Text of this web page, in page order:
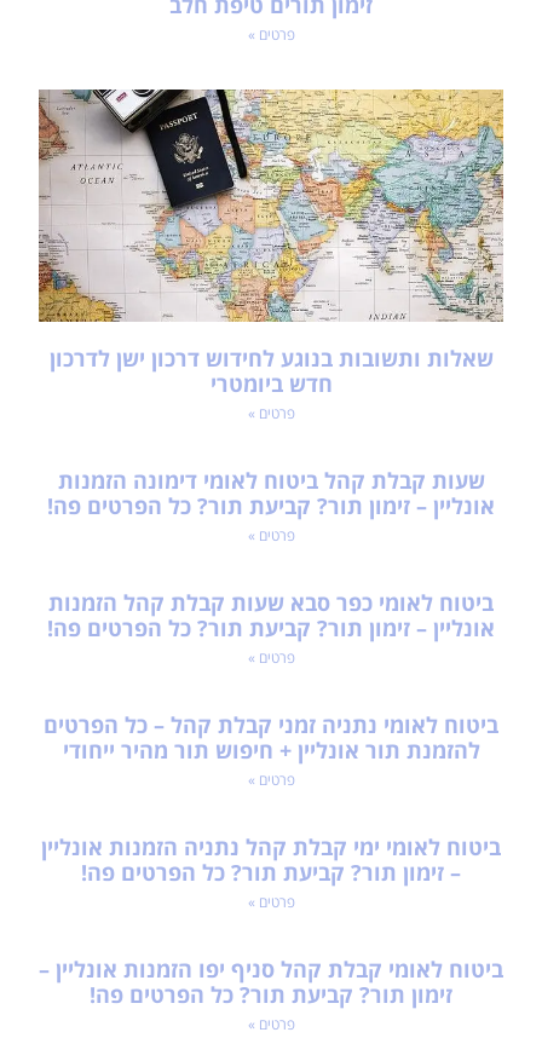
פרטים »
חדש ביומטרי
פרטים »
אונליין – זימון תור? קביעת תור? כל הפרטים פה!
פרטים »
אונליין – זימון תור? קביעת תור? כל הפרטים פה!
פרטים »
להזמנת תור אונליין + חיפוש תור מהיר ייחודי
פרטים »
– זימון תור? קביעת תור? כל הפרטים פה!
פרטים »
זימון תור? קביעת תור? כל הפרטים פה!
פרטים »